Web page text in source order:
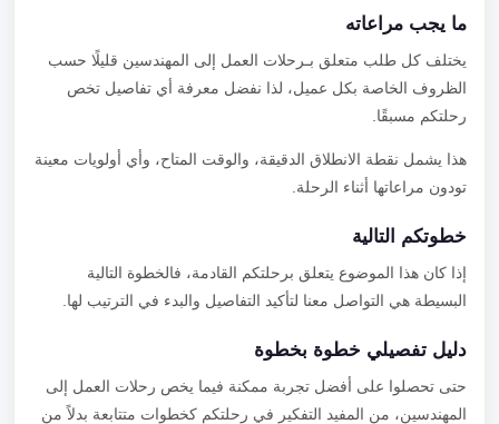
ما يجب مراعاته
يختلف كل طلب متعلق بـرحلات العمل إلى المهندسين قليلًا حسب
الظروف الخاصة بكل عميل، لذا نفضل معرفة أي تفاصيل تخص
رحلتكم مسبقًا.
هذا يشمل نقطة الانطلاق الدقيقة، والوقت المتاح، وأي أولويات معينة
تودون مراعاتها أثناء الرحلة.
خطوتكم التالية
إذا كان هذا الموضوع يتعلق برحلتكم القادمة، فالخطوة التالية
البسيطة هي التواصل معنا لتأكيد التفاصيل والبدء في الترتيب لها.
دليل تفصيلي خطوة بخطوة
حتى تحصلوا على أفضل تجربة ممكنة فيما يخص رحلات العمل إلى
المهندسين، من المفيد التفكير في رحلتكم كخطوات متتابعة بدلاً من